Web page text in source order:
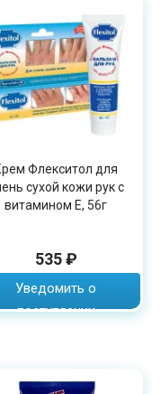
Флекситол для
сухой кожи рук с
витамином Е, 56г
535 ₽
Уведомить о
поступлении